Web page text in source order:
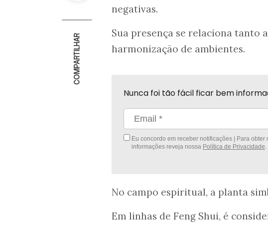
COMPARTILHAR
negativas.
Sua presença se relaciona tanto
harmonização de ambientes.
Nunca foi tão fácil ficar bem
Eu concordo em receber notificações | Para obter
informações reveja nossa Política de Privacidade.
No campo espiritual, a planta
Em linhas de Feng Shui, é